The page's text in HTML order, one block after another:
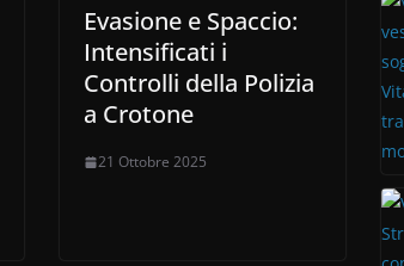
Evasione e Spaccio:
Intensificati i
Controlli della Polizia
a Crotone
21 Ottobre 2025